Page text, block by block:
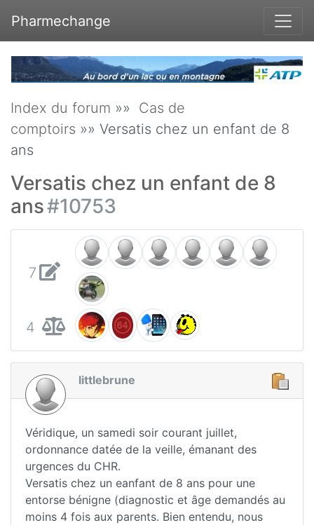
Pharmechange
Index du forum »» Cas de
comptoirs »» Versatis chez un enfant de 8
ans
Versatis chez un enfant de 8
ans#10753
7
4
littlebrune
Véridique, un samedi soir courant juillet,
ordonnance datée de la veille, émanant des
urgences du CHR.
Versatis chez un eanfant de 8 ans pour une
entorse bénigne (diagnostic et âge demandés au
moins 4 fois aux parents. Bien entendu, nous